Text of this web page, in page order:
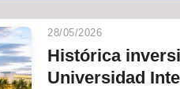
28/05/2026
Histórica
Universidad